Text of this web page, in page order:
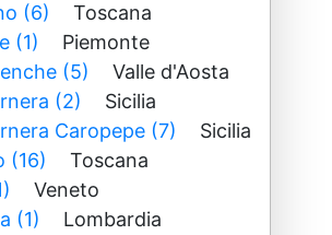
(6)
Toscana
(1)
Piemonte
(5)
Valle d'Aosta
(2)
Sicilia
Caropepe (7)
Sicilia
(16)
Toscana
Veneto
(1)
Lombardia